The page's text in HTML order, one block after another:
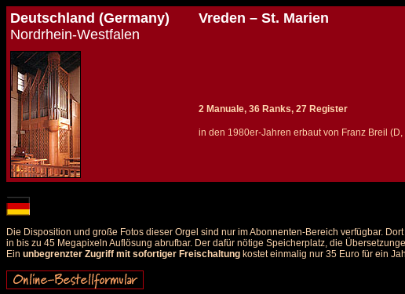
Deutschland (Germany)
Nordrhein-Westfalen
Vreden – St. Marien
2 Manuale, 36 Ranks, 27 Register
in den 1980er-Jahren erbaut von Franz Breil (D,
Die Disposition und große Fotos dieser Orgel sind nur im Abonnenten-Bereich verfügbar.
in bis zu 45 Megapixeln Auflösung abrufbar. Der dafür nötige Speicherplatz, die
Ein unbegrenzter Zugriff mit sofortiger Freischaltung kostet einmalig nur 35 Euro für ein